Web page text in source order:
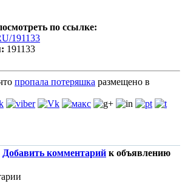
по ссылке:
191133
191133
пропала потеряшка размещено в
Добавить комментарий к объявлению